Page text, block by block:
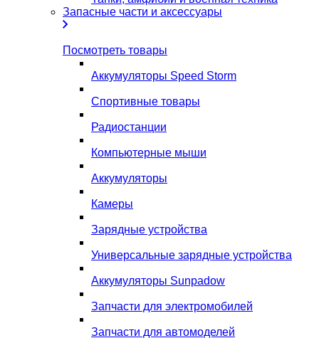
Запасные части и аксессуары
Посмотреть товары
Аккумуляторы Speed Storm
Спортивные товары
Радиостанции
Компьютерные мыши
Аккумуляторы
Камеры
Зарядные устройства
Универсальные зарядные устройства
Аккумуляторы Sunpadow
Запчасти для электромобилей
Запчасти для автомоделей